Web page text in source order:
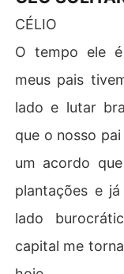
mprego no qual
amília.
mulher nenhuma,
profundo
nele um
fato realmente é
CÉLIO
O tempo ele
meus pais
lado e lutar
que o nosso
um acordo
plantações e
lado
capital me